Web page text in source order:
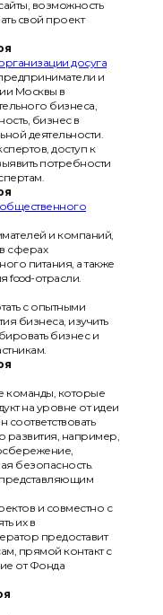
возможность
свой проект
досуга
и
Москвы в
бизнеса,
бизнес в
деятельности.
доступ к
потребности
и компаний,
сферах
питания, а также
food-отрасли.
с опытными
бизнеса, изучить
бизнес и
команды, которые
на уровне от идеи
развития, например,
безопасность.
представляющим
и совместно с
их в
предоставит
прямой контакт с
от Фонда